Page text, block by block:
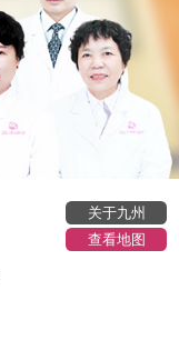
关于九州
查看地图